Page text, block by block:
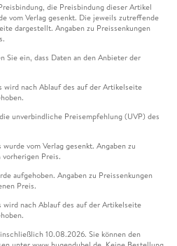
die Preisbindung dieser Artikel
vom Verlag gesenkt. Die jeweils zutreffende
dargestellt. Angaben zu Preissenkungen
ein, dass Daten an den Anbieter der
wird nach Ablauf des auf der Artikelseite
unverbindliche Preisempfehlung (UVP) des
vom Verlag gesenkt. Angaben zu
vorherigen Preis.
aufgehoben. Angaben zu Preissenkungen
Preis.
nach Ablauf des auf der Artikelseite
10.08.2026. Sie können den